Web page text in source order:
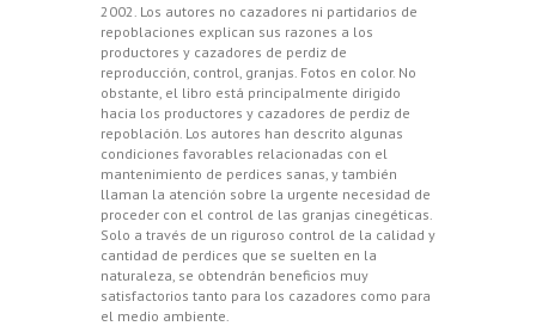
2002. Los autores no cazadores ni partidarios de
repoblaciones explican sus razones a los
productores y cazadores de perdiz de
reproducción, control, granjas. Fotos en color. No
obstante, el libro está principalmente dirigido
hacia los productores y cazadores de perdiz de
repoblación. Los autores han descrito algunas
condiciones favorables relacionadas con el
mantenimiento de perdices sanas, y también
llaman la atención sobre la urgente necesidad de
proceder con el control de las granjas cinegéticas.
Solo a través de un riguroso control de la calidad y
cantidad de perdices que se suelten en la
naturaleza, se obtendrán beneficios muy
satisfactorios tanto para los cazadores como para
el medio ambiente.